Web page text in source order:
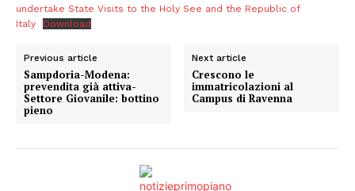
undertake State Visits to the Holy See and the Republic of
Italy
Download
Previous article
Sampdoria-Modena:
prevendita già attiva-
Settore Giovanile: bottino
pieno
Next article
Crescono le
immatricolazioni al
Campus di Ravenna